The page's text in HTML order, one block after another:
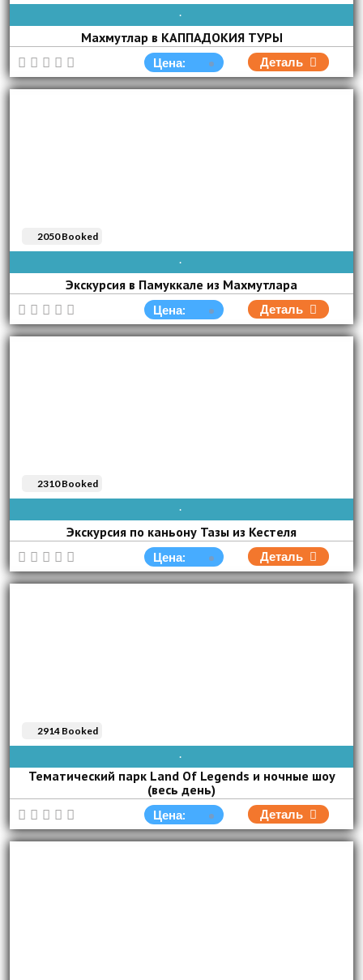
AVAIBLE EVERY DAY
Махмутлар в КАППАДОКИЯ ТУРЫ
Цена: Деталь
AVAIBLE EVERY DAY
Экскурсия в Памуккале из Махмутлара
2050 Booked
Цена: Деталь
AVAIBLE EVERY DAY
Экскурсия по каньону Тазы из Кестеля
2310 Booked
Цена: Деталь
СРЕ
Тематический парк Land Of Legends и ночные шоу
(весь день)
2914 Booked
Цена: Деталь